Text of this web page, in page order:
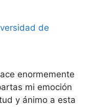
de
enormemente
mi emoción
y ánimo a esta